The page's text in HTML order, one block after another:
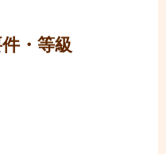
・等級